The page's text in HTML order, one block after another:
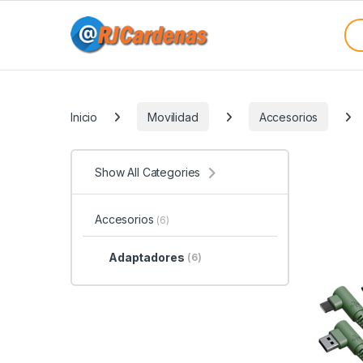
Inicio Movilidad Accesorios
Show All Categories
Accesorios (6)
Adaptadores (6)